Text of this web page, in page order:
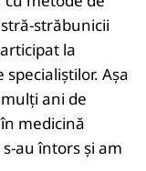
străbunicii
la
Așa
ani de
medicină
au întors și am